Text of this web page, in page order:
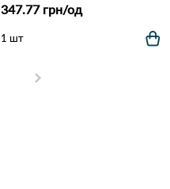
347.77 грн/од
1 шт